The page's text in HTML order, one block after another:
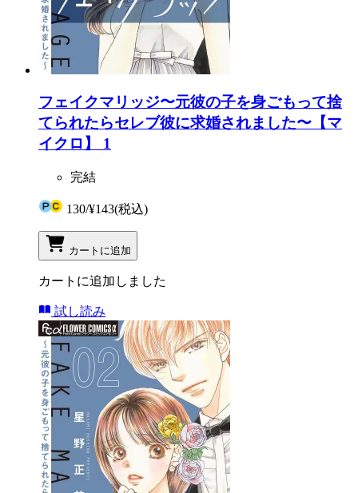
フェイクマリッジ〜元彼の子を身ごもって捨
てられたらセレブ彼に求婚されました〜【マ
イクロ】 1
完結
130/¥143(税込)
カートに追加
カートに追加しました
試し読み